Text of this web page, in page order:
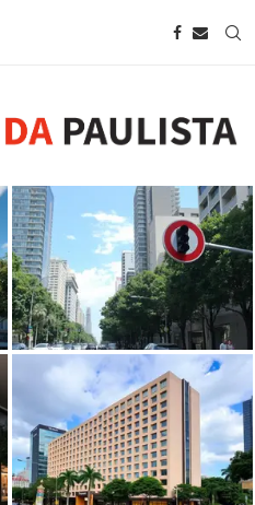
SP restringe uso de som na
Avenida Paulista
Wyndham anuncia novo hotel em
São Paulo próximo à Avenida
Paulista